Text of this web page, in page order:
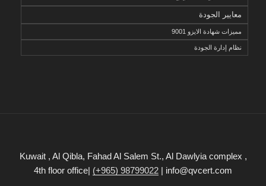
معايير الجودة
مميزات شهادة الايزو 9001
نظام إدارة الجودة
Kuwait , Al Qibla, Fahad Al Salem St., Al Dawlyia complex ,
4th floor office| (+965) 98799022 | info@qvcert.com